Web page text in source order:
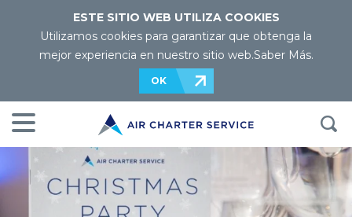
ESTE SITIO WEB UTILIZA COOKIES
Utilizamos cookies para garantizar que obtenga la
mejor experiencia en nuestro sitio web.Saber Más.
OK